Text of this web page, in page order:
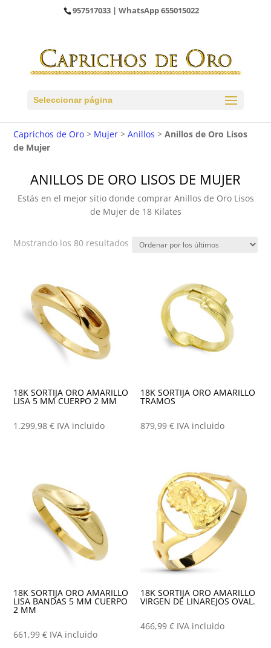
957517033 | WhatsApp655015022
Seleccionar página
Caprichos de Oro > Mujer >Anillos >Anillos de Oro Lisos
de Mujer
ANILLOS DE ORO LISOS DE MUJER
Estás en el mejor sitio donde comprar Anillos de Oro Lisos
de Mujer de 18 Kilates
Mostrando los 80 resultados Ordenado
18K SORTIJA ORO AMARILLO
LISA 5 MM CUERPO 2 MM
1.299,98€ IVA incluido
18K SORTIJA ORO AMARILLO
TRAMOS
879,99€ IVA incluido
18K SORTIJA ORO AMARILLO
LISA BANDAS 5 MM CUERPO
2 MM
661,99€ IVA incluido
18K SORTIJA ORO AMARILLO
VIRGEN DE LINAREJOS OVAL.
466,99€ IVA incluido